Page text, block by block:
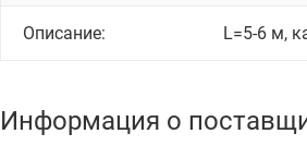
Описание: L=5-6 м,
Информация о